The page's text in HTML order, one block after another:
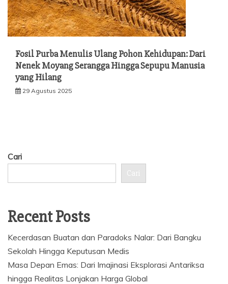
Fosil Purba Menulis Ulang Pohon Kehidupan: Dari
Nenek Moyang Serangga Hingga Sepupu Manusia
yang Hilang
29 Agustus 2025
Cari
Cari
Recent Posts
Kecerdasan Buatan dan Paradoks Nalar: Dari Bangku
Sekolah Hingga Keputusan Medis
Masa Depan Emas: Dari Imajinasi Eksplorasi Antariksa
hingga Realitas Lonjakan Harga Global